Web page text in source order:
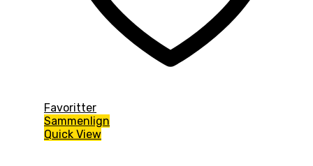
Favoritter
Sammenlign
Quick View